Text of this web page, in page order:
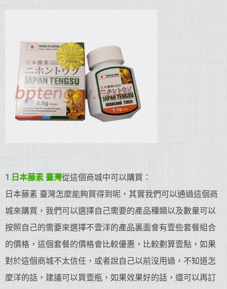
1. 日本藤素 臺灣從這個商城中可以購買：
日本藤素 臺灣怎麼能夠買得到呢，其實我們可以通過這個商
城來購買，我們可以選擇自己需要的產品種類以及數量可以
按照自己的需要來選擇不壹洋的產品裏面會有壹些套餐組合
的價格，這個套餐的價格會比較優惠，比較劃算壹點，如果
對於這個商城不太信任，或者說自己以前沒用過，不知道怎
麼洋的話，建議可以買壹瓶，如果效果好的話，還可以再訂